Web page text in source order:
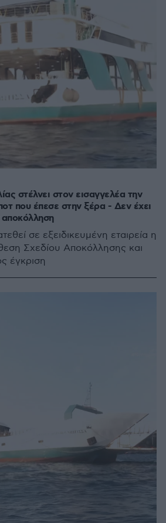
στέλνει στον εισαγγελέα την
που έπεσε στην ξέρα - Δεν έχει
αποκόλληση
σε εξειδικευμένη εταιρεία η
Σχεδίου Αποκόλλησης και
έγκριση